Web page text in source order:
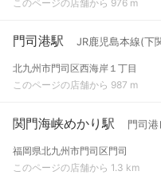
このページの店舗から 976 m
門司港駅 JR鹿児島本線(下
北九州市門司区西海岸１丁目
このページの店舗から 987 m
関門海峡めかり駅 門司
福岡県北九州市門司区門司
このページの店舗から 1.3 km